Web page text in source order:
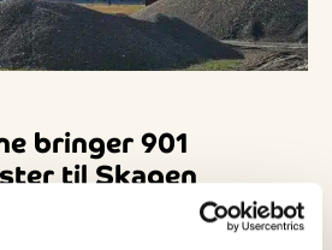
bringer 901
til Skagen
august endnu en travl dag på
Neptune for tredje gang i år…